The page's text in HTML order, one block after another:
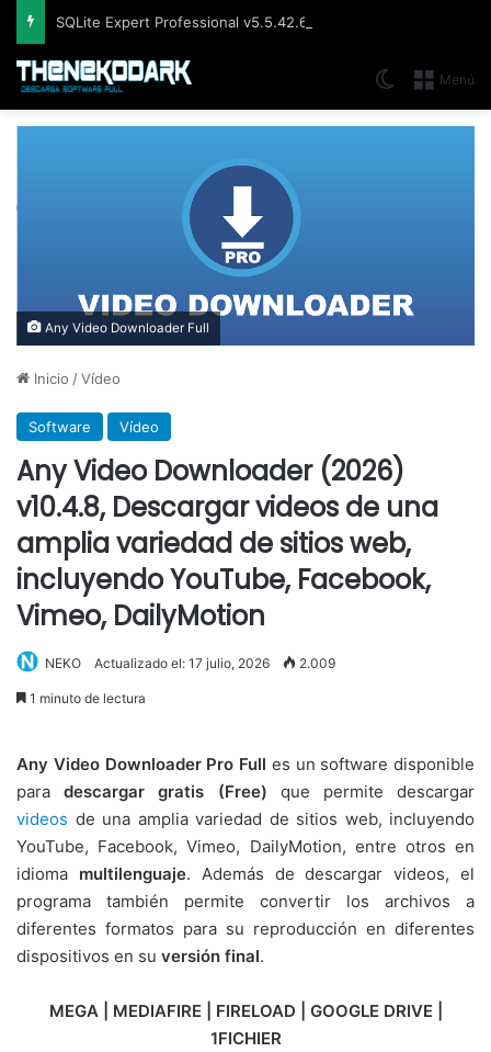
Menú
Switch skin
Any Video Downloader Full
Inicio /Vídeo
Software Vídeo
Any Video Downloader (2026)
v10.4.8, Descargar videos de una
amplia variedad de sitios web,
incluyendo YouTube, Facebook,
Vimeo, DailyMotion
NEKO Actualizado el: 17 julio, 2026 2.009
1 minuto de lectura
Any Video Downloader Pro Full es un software disponible
paradescargar gratis (Free) que permite descargar
videos de una amplia variedad de sitios web, incluyendo
YouTube, Facebook, Vimeo, DailyMotion, entre otros en
idioma multilenguaje. Además de descargar videos, el
programa también permite convertir los archivos a
diferentes formatos para su reproducción en diferentes
dispositivos en su versión final.
MEGA | MEDIAFIRE | FIRELOAD | GOOGLE DRIVE |
1FICHIER